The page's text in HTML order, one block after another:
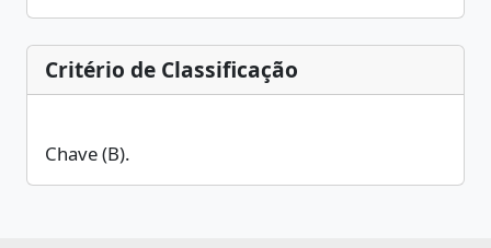
Critério de Classificação
Chave (B).